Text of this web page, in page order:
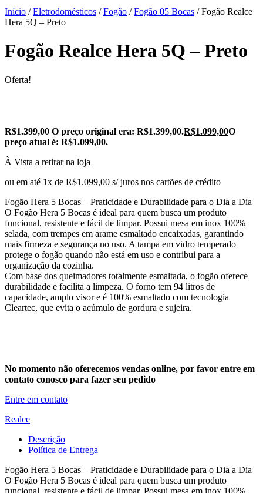
Início /Eletrodomésticos /Fogão /Fogão 05 Bocas / Fogão Realce
Hera 5Q – Preto
Fogão Realce Hera 5Q – Preto
Oferta!
R$1.399,00 O preço original era: R$1.399,00.R$1.099,00O
preço atual é: R$1.099,00.
À Vista a retirar na loja
ou em até 1x de R$1.099,00 s/ juros nos cartões de crédito
Fogão Hera 5 Bocas – Praticidade e Durabilidade para o Dia a Dia
O Fogão Hera 5 Bocas é ideal para quem busca um produto
funcional, resistente e fácil de limpar. Possui mesa em inox 100%
selada, com trempes em arame esmaltado encaixadas, garantindo
mais firmeza e segurança no uso. A tampa em vidro temperado
protege o fogão quando não está em uso e contribui para a
organização da cozinha.
Com base dos queimadores totalmente esmaltada, o fogão oferece
durabilidade e facilita a limpeza. O forno tem 94 litros de
capacidade, amplo visor e é 100% esmaltado com tecnologia
Cleartec, que evita o acúmulo de gordura e sujeira.
No momento não oferecemos vendas online, por favor entre em
contato conosco para fazer seu pedido
Entre em contato
Realce
Descrição
Política de Entrega
Fogão Hera 5 Bocas – Praticidade e Durabilidade para o Dia a Dia
O Fogão Hera 5 Bocas é ideal para quem busca um produto
funcional, resistente e fácil de limpar. Possui mesa em inox 100%